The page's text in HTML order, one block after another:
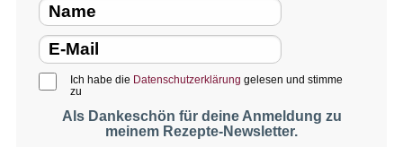
Ich habe die Datenschutzerklärung gelesen und stimme
zu
Als Dankeschön für deine Anmeldung zu
meinem Rezepte-Newsletter.